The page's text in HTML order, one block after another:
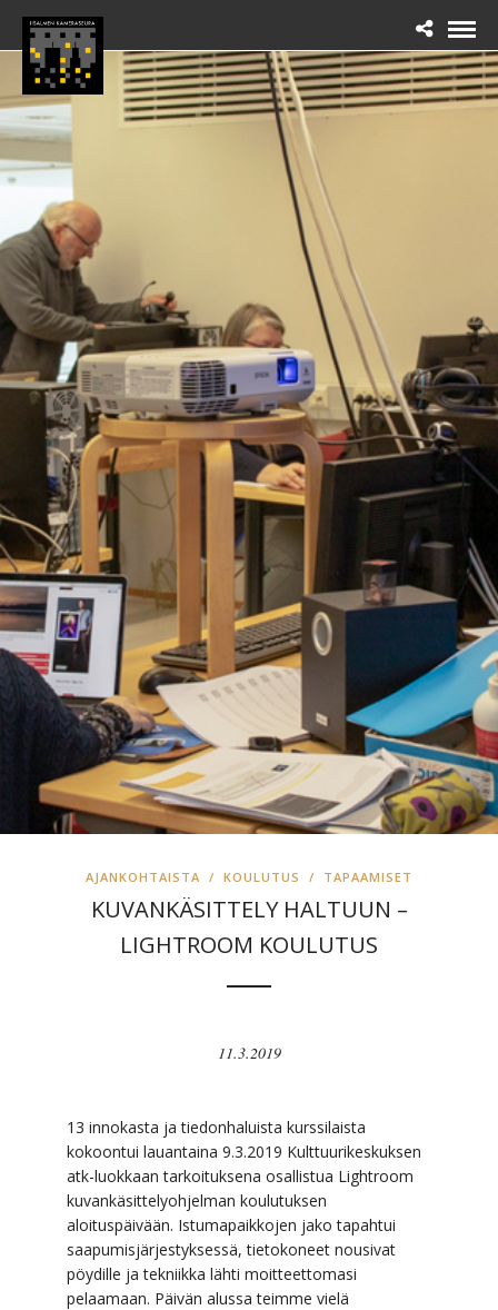
AJANKOHTAISTA / KOULUTUS / TAPAAMISET
KUVANKÄSITTELY HALTUUN –
LIGHTROOM KOULUTUS
11.3.2019
13 innokasta ja tiedonhaluista kurssilaista
kokoontui lauantaina 9.3.2019 Kulttuurikeskuksen
atk-luokkaan tarkoituksena osallistua Lightroom
kuvankäsittelyohjelman koulutuksen
aloituspäivään. Istumapaikkojen jako tapahtui
saapumisjärjestyksessä, tietokoneet nousivat
pöydille ja tekniikka lähti moitteettomasi
pelaamaan. Päivän alussa teimme vielä